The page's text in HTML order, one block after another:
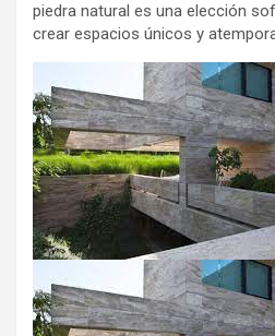
piedra natural es una elección
crear espacios únicos y